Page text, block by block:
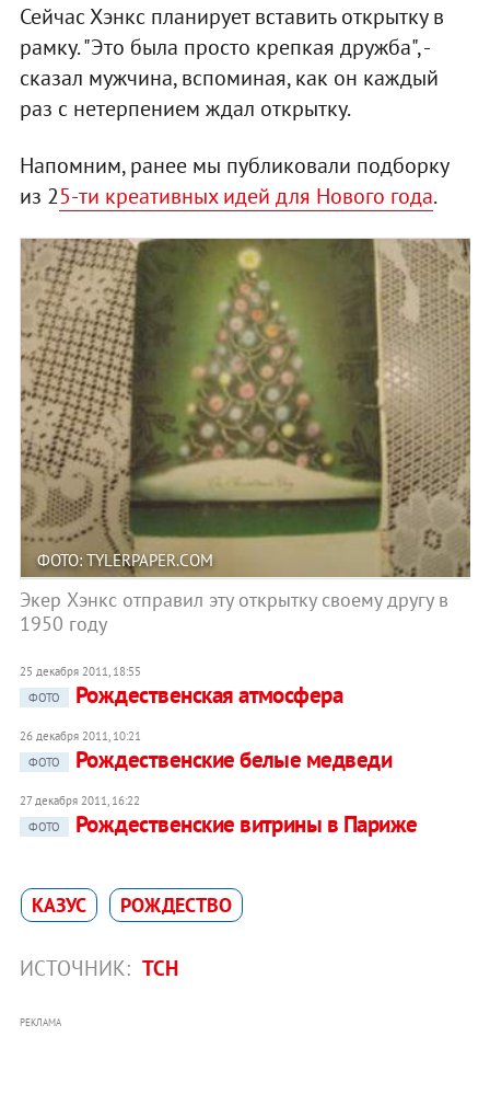
Сейчас Хэнкс планирует вставить открытку в
рамку. "Это была просто крепкая дружба", -
сказал мужчина, вспоминая, как он каждый
раз с нетерпением ждал открытку.
Напомним, ранее мы публиковали подборку
из 25-ти креативных идей для Нового года.
ФОТО: TYLERPAPER.COM
Экер Хэнкс отправил эту открытку своему другу в
1950 году
25 декабря 2011, 18:55
ФОТО
Рождественская атмосфера
26 декабря 2011, 10:21
ФОТО
Рождественские белые медведи
27 декабря 2011, 16:22
ФОТО
Рождественские витрины в Париже
КАЗУС РОЖДЕСТВО
ИСТОЧНИК: ТСН
РЕКЛАМА